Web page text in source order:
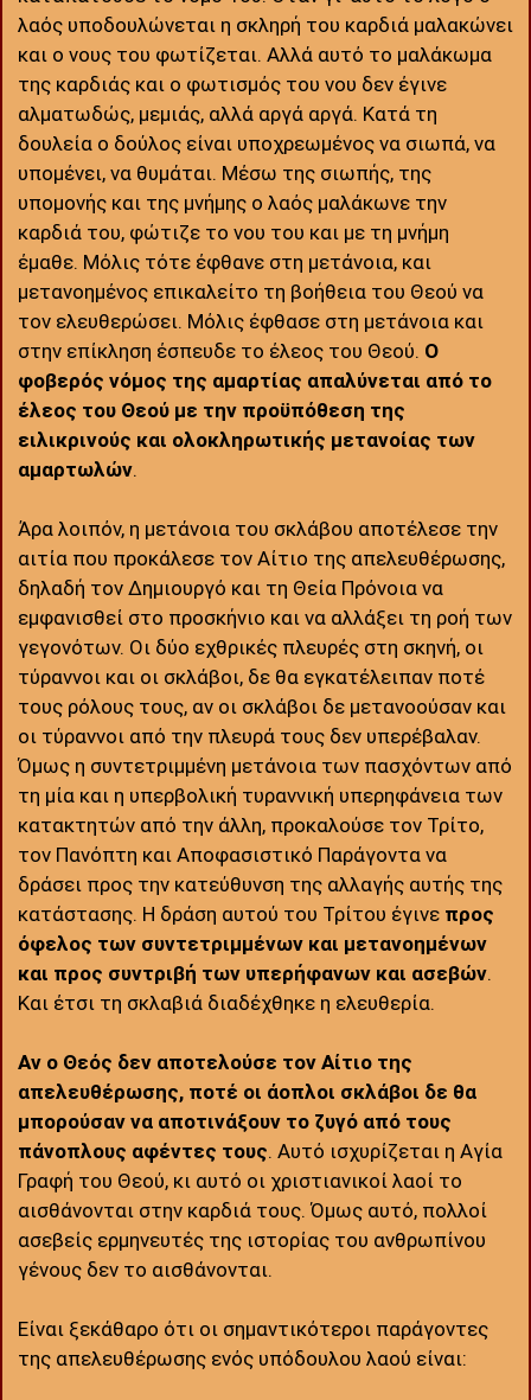
λαός υποδουλώνεται η σκληρή του καρδιά μαλακώνει
και ο νους του φωτίζεται. Αλλά αυτό το μαλάκωμα
της καρδιάς και ο φωτισμός του νου δεν έγινε
αλματωδώς, μεμιάς, αλλά αργά αργά. Κατά τη
δουλεία ο δούλος είναι υποχρεωμένος να σιωπά, να
υπομένει, να θυμάται. Μέσω της σιωπής, της
υπομονής και της μνήμης ο λαός μαλάκωνε την
καρδιά του, φώτιζε το νου του και με τη μνήμη
έμαθε. Μόλις τότε έφθανε στη μετάνοια, και
μετανοημένος επικαλείτο τη βοήθεια του Θεού να
τον ελευθερώσει. Μόλις έφθασε στη μετάνοια και
στην επίκληση έσπευδε το έλεος του Θεού. Ο
φοβερός νόμος της αμαρτίας απαλύνεται από το
έλεος του Θεού με την προϋπόθεση της
ειλικρινούς και ολοκληρωτικής μετανοίας των
αμαρτωλών.
Άρα λοιπόν, η μετάνοια του σκλάβου αποτέλεσε την
αιτία που προκάλεσε τον Αίτιο της απελευθέρωσης,
δηλαδή τον Δημιουργό και τη Θεία Πρόνοια να
εμφανισθεί στο προσκήνιο και να αλλάξει τη ροή των
γεγονότων. Οι δύο εχθρικές πλευρές στη σκηνή, οι
τύραννοι και οι σκλάβοι, δε θα εγκατέλειπαν ποτέ
τους ρόλους τους, αν οι σκλάβοι δε μετανοούσαν και
οι τύραννοι από την πλευρά τους δεν υπερέβαλαν.
Όμως η συντετριμμένη μετάνοια των πασχόντων από
τη μία και η υπερβολική τυραννική υπερηφάνεια των
κατακτητών από την άλλη, προκαλούσε τον Τρίτο,
τον Πανόπτη και Αποφασιστικό Παράγοντα να
δράσει προς την κατεύθυνση της αλλαγής αυτής της
κατάστασης. Η δράση αυτού του Τρίτου έγινε προς
όφελος των συντετριμμένων και μετανοημένων
και προς συντριβή των υπερήφανων και ασεβών.
Και έτσι τη σκλαβιά διαδέχθηκε η ελευθερία.
Αν ο Θεός δεν αποτελούσε τον Αίτιο της
απελευθέρωσης, ποτέ οι άοπλοι σκλάβοι δε θα
μπορούσαν να αποτινάξουν το ζυγό από τους
πάνοπλους αφέντες τους. Αυτό ισχυρίζεται η Αγία
Γραφή του Θεού, κι αυτό οι χριστιανικοί λαοί το
αισθάνονται στην καρδιά τους. Όμως αυτό, πολλοί
ασεβείς ερμηνευτές της ιστορίας του ανθρωπίνου
γένους δεν το αισθάνονται.
Είναι ξεκάθαρο ότι οι σημαντικότεροι παράγοντες
της απελευθέρωσης ενός υπόδουλου λαού είναι: